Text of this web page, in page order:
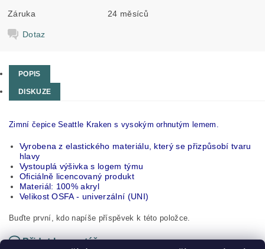
Záruka 24 měsíců
Dotaz
POPIS
DISKUZE
Zimní čepice Seattle Kraken s vysokým orhnutým lemem.
Vyrobena z elastického materiálu, který se přizpůsobí tvaru
hlavy
Vystouplá výšivka s logem týmu
Oficiálně licencovaný produkt
Materiál: 100% akryl
Velikost OSFA - univerzální (UNI)
Buďte první, kdo napíše příspěvek k této položce.
Přidat komentář